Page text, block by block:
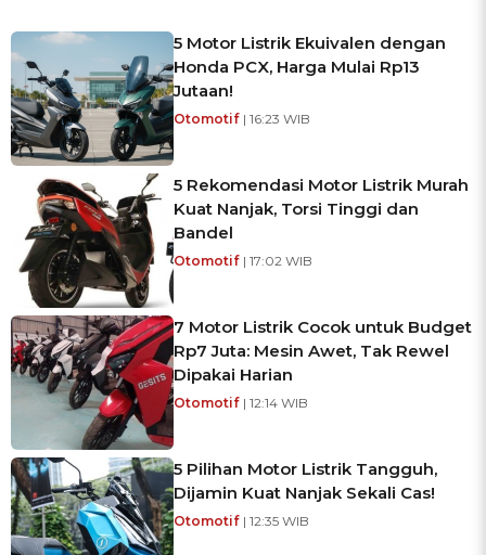
5 Motor Listrik Ekuivalen dengan
Honda PCX, Harga Mulai Rp13
Jutaan!
Otomotif | 16:23 WIB
5 Rekomendasi Motor Listrik Murah
Kuat Nanjak, Torsi Tinggi dan
Bandel
Otomotif | 17:02 WIB
7 Motor Listrik Cocok untuk Budget
Rp7 Juta: Mesin Awet, Tak Rewel
Dipakai Harian
Otomotif | 12:14 WIB
5 Pilihan Motor Listrik Tangguh,
Dijamin Kuat Nanjak Sekali Cas!
Otomotif | 12:35 WIB